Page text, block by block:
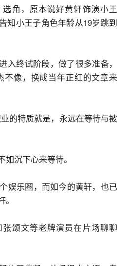
角，原本说好黄轩饰演小王
知小王子角色年龄从19岁跳到
入终试阶段，做了很多准备，
不像，换成当年正红的文章来
的特质就是，永远在等待与被
沉下心来等待。
娱乐圈，而如今的黄轩，也已
颂文等老牌演员在片场聊聊